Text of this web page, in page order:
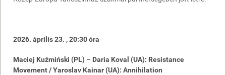
2026. április 23. , 20:30 óra
Maciej Kuźmiński (PL) – Daria Koval (UA): Resistance
Movement / Yaroslav Kainar (UA): Annihilation